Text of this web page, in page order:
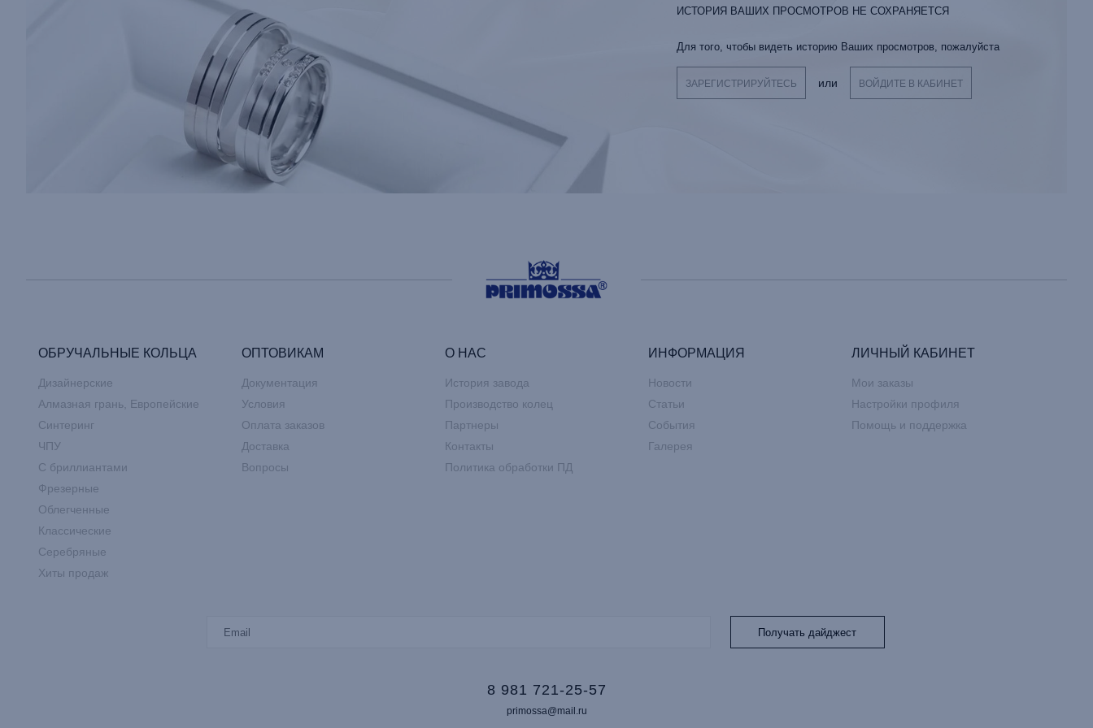
ИСТОРИЯ ВАШИХ ПРОСМОТРОВ НЕ СОХРАНЯЕТСЯ
Для того, чтобы видеть историю Ваших просмотров, пожалуйста
ЗАРЕГИСТРИРУЙТЕСЬ или ВОЙДИТЕ В КАБИНЕТ
ОБРУЧАЛЬНЫЕ КОЛЬЦА
Дизайнерские
Алмазная грань, Европейские
Синтеринг
ЧПУ
С бриллиантами
Фрезерные
Облегченные
Классические
Серебряные
Хиты продаж
ОПТОВИКАМ
Документация
Условия
Оплата заказов
Доставка
Вопросы
О НАС
История завода
Производство колец
Партнеры
Контакты
Политика обработки ПД
ИНФОРМАЦИЯ
Новости
Статьи
События
Галерея
ЛИЧНЫЙ КАБИНЕТ
Мои заказы
Настройки профиля
Помощь и поддержка
8 981 721-25-57
primossa@mail.ru